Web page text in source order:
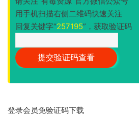
用手机扫描右侧二维码快速关注
回复关键字“257195”，获取验证码
登录会员免验证码下载